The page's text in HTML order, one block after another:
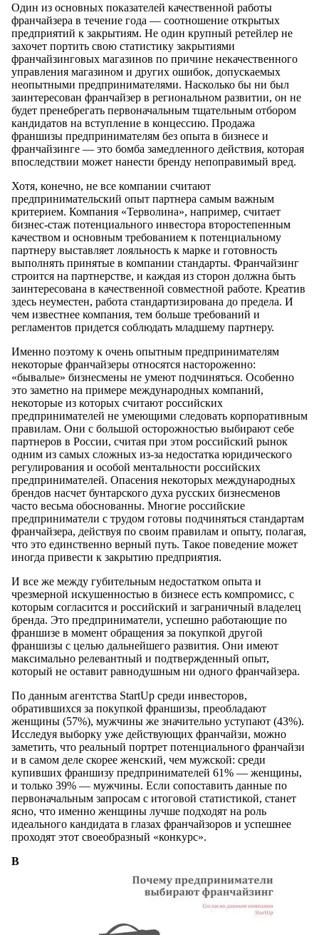
Один из основных показателей качественной работы
франчайзера в течение года — соотношение открытых
предприятий к закрытиям. Не один крупный ретейлер не
захочет портить свою статистику закрытиями
франчайзинговых магазинов по причине некачественного
управления магазином и других ошибок, допускаемых
неопытными предпринимателями. Насколько бы ни был
заинтересован франчайзер в региональном развитии, он не
будет пренебрегать первоначальным тщательным отбором
кандидатов на вступление в концессию. Продажа
франшизы предпринимателям без опыта в бизнесе и
франчайзинге — это бомба замедленного действия, которая
впоследствии может нанести бренду непоправимый вред.
Хотя, конечно, не все компании считают
предпринимательский опыт партнера самым важным
критерием. Компания «Терволина», например, считает
бизнес-стаж потенциального инвестора второстепенным
качеством и основным требованием к потенциальному
партнеру выставляет лояльность к марке и готовность
выполнять принятые в компании стандарты. Франчайзинг
строится на партнерстве, и каждая из сторон должна быть
заинтересована в качественной совместной работе. Креатив
здесь неуместен, работа стандартизирована до предела. И
чем известнее компания, тем больше требований и
регламентов придется соблюдать младшему партнеру.
Именно поэтому к очень опытным предпринимателям
некоторые франчайзеры относятся настороженно:
«бывалые» бизнесмены не умеют подчиняться. Особенно
это заметно на примере международных компаний,
некоторые из которых считают российских
предпринимателей не умеющими следовать корпоративным
правилам. Они с большой осторожностью выбирают себе
партнеров в России, считая при этом российский рынок
одним из самых сложных из-за недостатка юридического
регулирования и особой ментальности российских
предпринимателей. Опасения некоторых международных
брендов насчет бунтарского духа русских бизнесменов
часто весьма обоснованны. Многие российские
предприниматели с трудом готовы подчиняться стандартам
франчайзера, действуя по своим правилам и опыту, полагая,
что это единственно верный путь. Такое поведение может
иногда привести к закрытию предприятия.
И все же между губительным недостатком опыта и
чрезмерной искушенностью в бизнесе есть компромисс, с
которым согласится и российский и заграничный владелец
бренда. Это предприниматели, успешно работающие по
франшизе в момент обращения за покупкой другой
франшизы с целью дальнейшего развития. Они имеют
максимально релевантный и подтвержденный опыт,
который не оставит равнодушным ни одного франчайзера.
По данным агентства StartUp среди инвесторов,
обратившихся за покупкой франшизы, преобладают
женщины (57%), мужчины же значительно уступают (43%).
Исследуя выборку уже действующих франчайзи, можно
заметить, что реальный портрет потенциального франчайзи
и в самом деле скорее женский, чем мужской: среди
купивших франшизу предпринимателей 61% — женщины,
и только 39% — мужчины. Если сопоставить данные по
первоначальным запросам с итоговой статистикой, станет
ясно, что именно женщины лучше подходят на роль
идеального кандидата в глазах франчайзоров и успешнее
проходят этот своеобразный «конкурс».
В